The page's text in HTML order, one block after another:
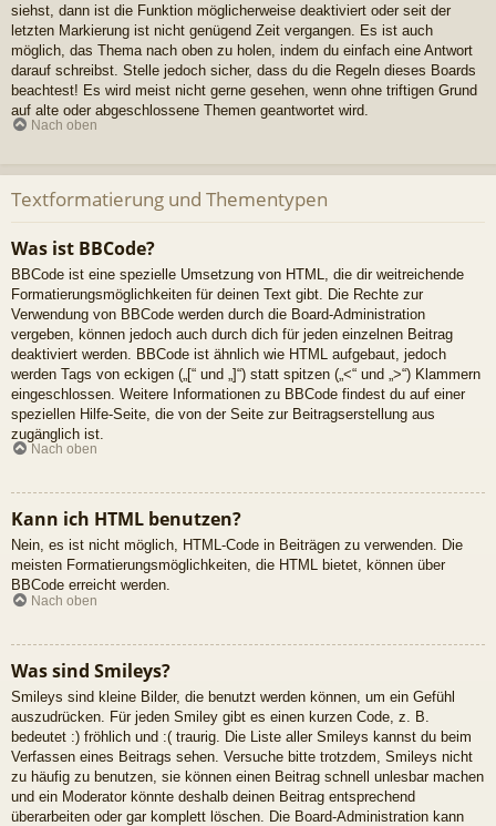
siehst, dann ist die Funktion möglicherweise deaktiviert oder seit der
letzten Markierung ist nicht genügend Zeit vergangen. Es ist auch
möglich, das Thema nach oben zu holen, indem du einfach eine Antwort
darauf schreibst. Stelle jedoch sicher, dass du die Regeln dieses Boards
beachtest! Es wird meist nicht gerne gesehen, wenn ohne triftigen Grund
auf alte oder abgeschlossene Themen geantwortet wird.
Nach oben
Textformatierung und Thementypen
Was ist BBCode?
BBCode ist eine spezielle Umsetzung von HTML, die dir weitreichende
Formatierungsmöglichkeiten für deinen Text gibt. Die Rechte zur
Verwendung von BBCode werden durch die Board-Administration
vergeben, können jedoch auch durch dich für jeden einzelnen Beitrag
deaktiviert werden. BBCode ist ähnlich wie HTML aufgebaut, jedoch
werden Tags von eckigen („[“ und „]“) statt spitzen („<“ und „>“) Klammern
eingeschlossen. Weitere Informationen zu BBCode findest du auf einer
speziellen Hilfe-Seite, die von der Seite zur Beitragserstellung aus
zugänglich ist.
Nach oben
Kann ich HTML benutzen?
Nein, es ist nicht möglich, HTML-Code in Beiträgen zu verwenden. Die
meisten Formatierungsmöglichkeiten, die HTML bietet, können über
BBCode erreicht werden.
Nach oben
Was sind Smileys?
Smileys sind kleine Bilder, die benutzt werden können, um ein Gefühl
auszudrücken. Für jeden Smiley gibt es einen kurzen Code, z. B.
bedeutet :) fröhlich und :( traurig. Die Liste aller Smileys kannst du beim
Verfassen eines Beitrags sehen. Versuche bitte trotzdem, Smileys nicht
zu häufig zu benutzen, sie können einen Beitrag schnell unlesbar machen
und ein Moderator könnte deshalb deinen Beitrag entsprechend
überarbeiten oder gar komplett löschen. Die Board-Administration kann